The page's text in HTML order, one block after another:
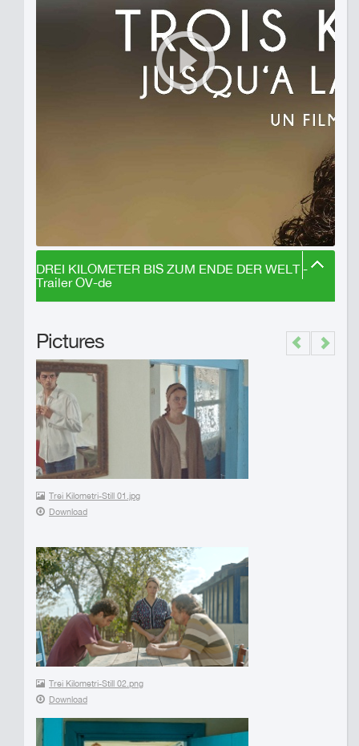
DREI KILOMETER BIS ZUM ENDE DER WELT -
Trailer OV-de
Pictures
Trei Kilometri-Still 01.jpg
Download
Trei Kilometri-Still 02.png
Download
Previous
Next